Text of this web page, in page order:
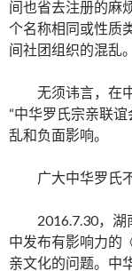
间也省去注册的麻
个名称相同或性质
间社团组织的混乱。
无须讳言，在
“中华罗氏宗亲联
乱和负面影响。
广大中华罗氏
2016.7.30，
中发布有影响力的
亲文化的问题。中